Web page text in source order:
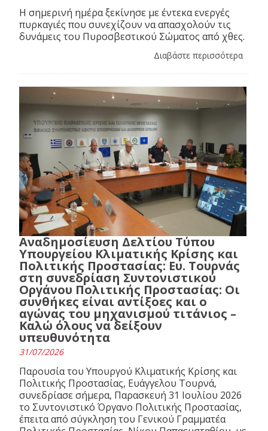
Η σημερινή ημέρα ξεκίνησε με έντεκα ενεργές
πυρκαγιές που συνεχίζουν να απασχολούν τις
δυνάμεις του Πυροσβεστικού Σώματος από χθες.
Διαβάστε περισσότερα
Αναδημοσίευση Δελτίου Τύπου
Υπουργείου Κλιματικής Κρίσης και
Πολιτικής Προστασίας: Ευ. Τουρνάς
στη συνεδρίαση Συντονιστικού
Οργάνου Πολιτικής Προστασίας: Οι
συνθήκες είναι αντίξοες και ο
αγώνας του μηχανισμού τιτάνιος –
Καλώ όλους να δείξουν
υπευθυνότητα
31/07/2026
Παρουσία του Υπουργού Κλιματικής Κρίσης και
Πολιτικής Προστασίας, Ευάγγελου Τουρνά,
συνεδρίασε σήμερα, Παρασκευή 31 Ιουλίου 2026
το Συντονιστικό Όργανο Πολιτικής Προστασίας,
έπειτα από σύγκληση του Γενικού Γραμματέα